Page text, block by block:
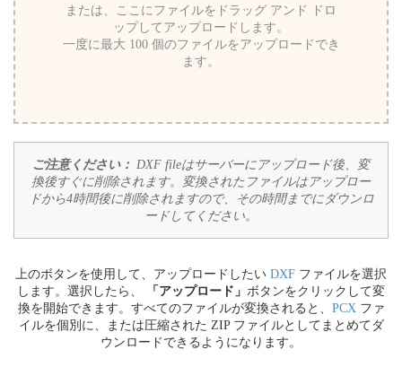
または、ここにファイルをドラッグ アンド ドロ
ップしてアップロードします。
一度に最大 100 個のファイルをアップロードでき
ます。
ご注意ください： DXF fileはサーバーにアップロード後、変
換後すぐに削除されます。変換されたファイルはアップロー
ドから4時間後に削除されますので、その時間までにダウンロ
ードしてください。
上のボタンを使用して、アップロードしたい DXF ファイルを選択
します。選択したら、
「アップロード」 ボタンをクリックして変
換を開始できます。すべてのファイルが変換されると、 PCXファ
イルを個別に、または圧縮された ZIP ファイルとしてまとめてダ
ウンロードできるようになります。